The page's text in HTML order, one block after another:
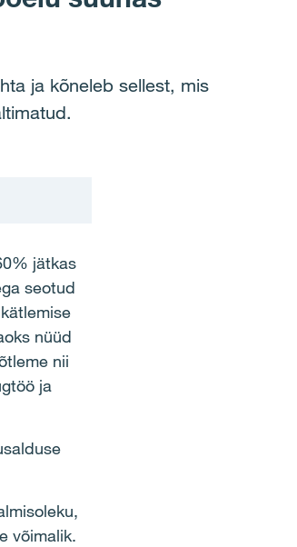
ja kõneleb sellest, mis
jätkas
seotud
nüüd
nii
ja
võimalik.